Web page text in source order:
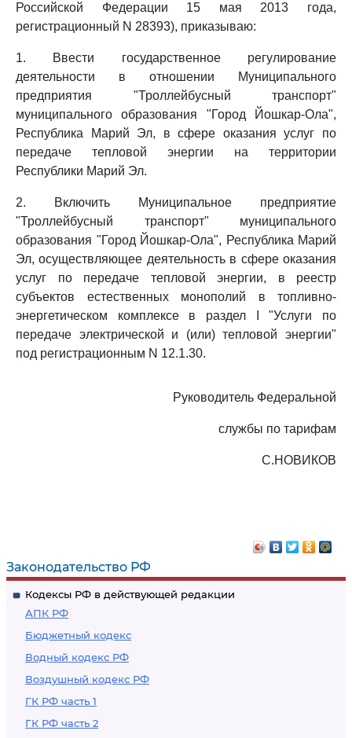
Законодательство РФ
Кодексы РФ в действующей редакции
АПК РФ
Бюджетный кодекс
Водный кодекс РФ
Воздушный кодекс РФ
ГК РФ часть 1
ГК РФ часть 2
Российской Федерации 15 мая 2013 года,
регистрационный N 28393), приказываю:
1. Ввести государственное регулирование
деятельности в отношении Муниципального
предприятия "Троллейбусный транспорт"
муниципального образования "Город Йошкар-Ола",
Республика Марий Эл, в сфере оказания услуг по
передаче тепловой энергии на территории
Республики Марий Эл.
2. Включить Муниципальное предприятие
"Троллейбусный транспорт" муниципального
образования "Город Йошкар-Ола", Республика Марий
Эл, осуществляющее деятельность в сфере оказания
услуг по передаче тепловой энергии, в реестр
субъектов естественных монополий в топливно-
энергетическом комплексе в раздел I "Услуги по
передаче электрической и (или) тепловой энергии"
под регистрационным N 12.1.30.
Руководитель Федеральной
службы по тарифам
С.НОВИКОВ